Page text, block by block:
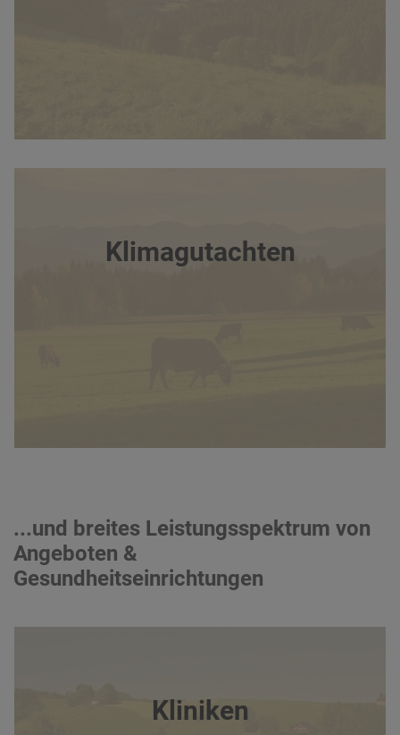
Klimagutachten
...und breites Leistungsspektrum von
Angeboten &
Gesundheitseinrichtungen
Kliniken